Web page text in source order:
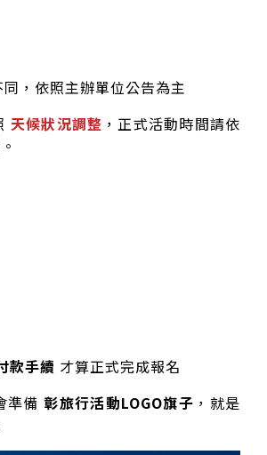
，依照主辦單位公告為主
天候狀況調整 ，正式活動時間請依
款手續 才算正式完成報名
準備彰旅行活動LOGO旗子 ，就是